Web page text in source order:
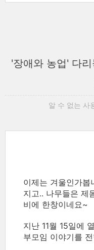
'장애와 농업' 다
알 수 없는 사
이제는 겨울인가봅
지고.. 나무들은 제
비에 한창이네요~
지난 11월 15일에
부모임 이야기를